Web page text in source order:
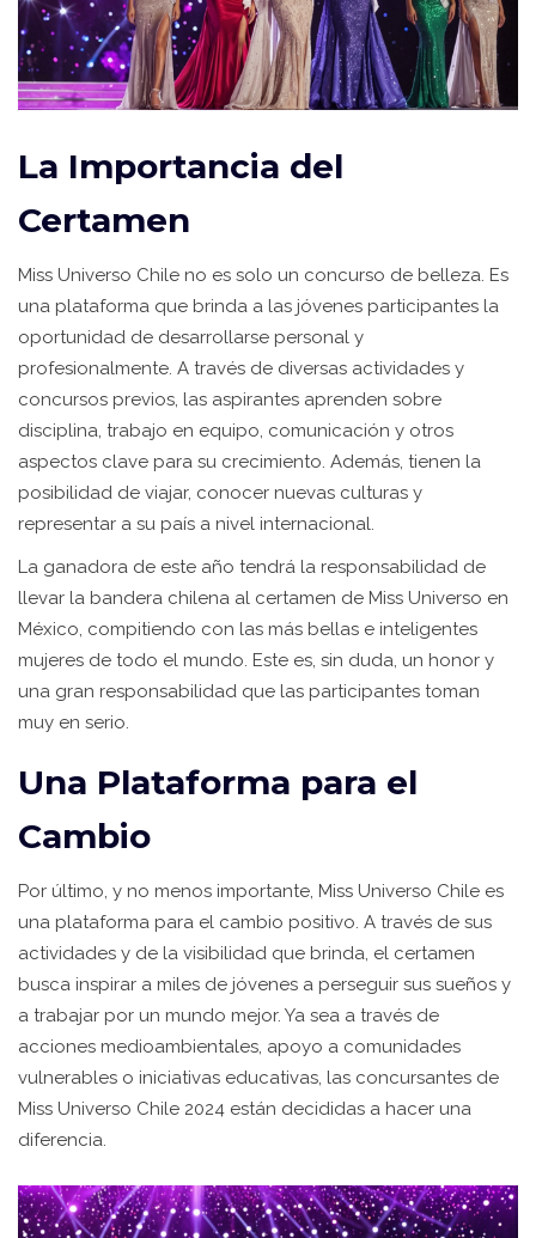
La Importancia del
Certamen
Miss Universo Chile no es solo un concurso de belleza. Es
una plataforma que brinda a las jóvenes participantes la
oportunidad de desarrollarse personal y
profesionalmente. A través de diversas actividades y
concursos previos, las aspirantes aprenden sobre
disciplina, trabajo en equipo, comunicación y otros
aspectos clave para su crecimiento. Además, tienen la
posibilidad de viajar, conocer nuevas culturas y
representar a su país a nivel internacional.
La ganadora de este año tendrá la responsabilidad de
llevar la bandera chilena al certamen de Miss Universo en
México, compitiendo con las más bellas e inteligentes
mujeres de todo el mundo. Este es, sin duda, un honor y
una gran responsabilidad que las participantes toman
muy en serio.
Una Plataforma para el
Cambio
Por último, y no menos importante, Miss Universo Chile es
una plataforma para el cambio positivo. A través de sus
actividades y de la visibilidad que brinda, el certamen
busca inspirar a miles de jóvenes a perseguir sus sueños y
a trabajar por un mundo mejor. Ya sea a través de
acciones medioambientales, apoyo a comunidades
vulnerables o iniciativas educativas, las concursantes de
Miss Universo Chile 2024 están decididas a hacer una
diferencia.